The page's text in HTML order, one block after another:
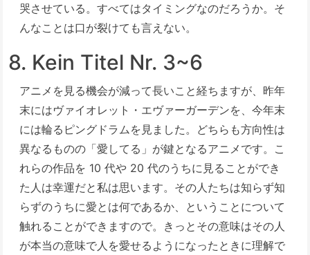
哭させている。すべてはタイミングなのだろうか。そ
んなことは口が裂けても言えない。
8. Kein Titel Nr. 3~6
アニメを見る機会が減って長いこと経ちますが、昨年
末にはヴァイオレット・エヴァーガーデンを、今年末
には輪るピングドラムを見ました。どちらも方向性は
異なるものの「愛してる」が鍵となるアニメです。こ
れらの作品を 10 代や 20 代のうちに見ることができ
た人は幸運だと私は思います。その人たちは知らず知
らずのうちに愛とは何であるか、ということについて
触れることができますので。きっとその意味はその人
が本当の意味で人を愛せるようになったときに理解で